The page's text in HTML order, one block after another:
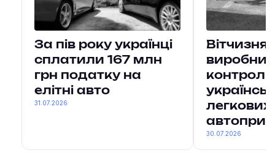
За пів року українці
сплатили 167 млн
грн податку на
елітні авто
31.07.2026
легкових
30.07.2026